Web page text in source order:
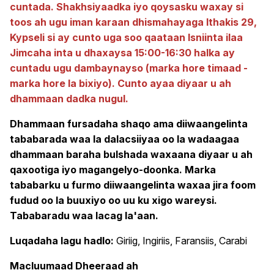
cuntada. Shakhsiyaadka iyo qoysasku waxay si
toos ah ugu iman karaan dhismahayaga Ithakis 29,
Kypseli si ay cunto uga soo qaataan Isniinta ilaa
Jimcaha inta u dhaxaysa 15:00-16:30 halka ay
cuntadu ugu dambaynayso (marka hore timaad -
marka hore la bixiyo). Cunto ayaa diyaar u ah
dhammaan dadka nugul.
Dhammaan fursadaha shaqo ama diiwaangelinta
tababarada waa la dalacsiiyaa oo la wadaagaa
dhammaan baraha bulshada waxaana diyaar u ah
qaxootiga iyo magangelyo-doonka. Marka
tababarku u furmo diiwaangelinta waxaa jira foom
fudud oo la buuxiyo oo uu ku xigo wareysi.
Tababaradu waa lacag la'aan.
Luqadaha lagu hadlo: Giriig, Ingiriis, Faransiis, Carabi
Macluumaad Dheeraad ah